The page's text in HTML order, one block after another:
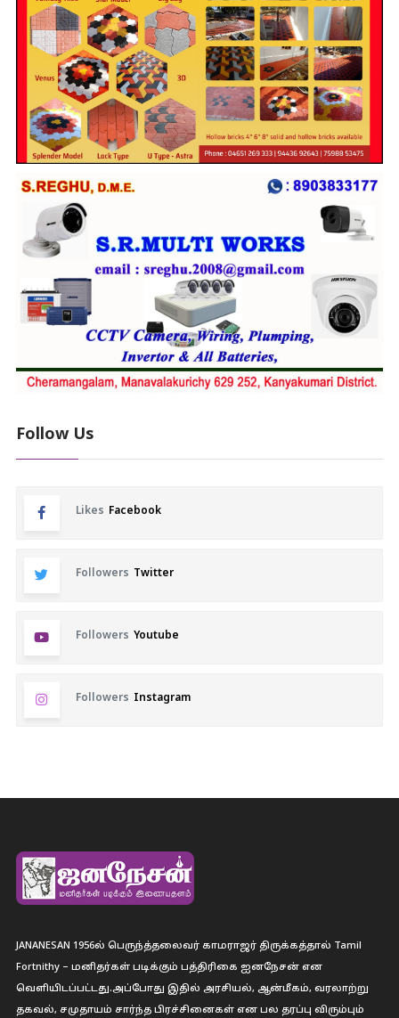
Follow Us
Likes Facebook
Followers Twitter
Followers Youtube
Followers Instagram
JANANESAN 1956ல் பெருந்த்தலைவர் காமராஜர் திருக்கத்தால் Tamil
Fortnithy – மனிதர்கள் படிக்கும் பத்திரிகை ஐனநேசன் என
வெளியிடப்பட்டது.அப்போது இதில் அரசியல், ஆன்மீகம், வரலாற்று
தகவல், சமுதாயம் சார்ந்த பிரச்சினைகள் என பல தரப்பு விரும்பும்